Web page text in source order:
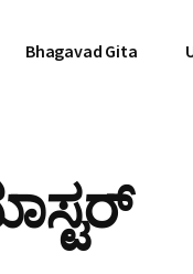
Bhagavad Gita